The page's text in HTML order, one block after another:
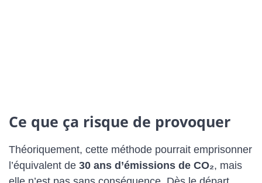
Ce que ça risque de provoquer
Théoriquement, cette méthode pourrait emprisonner
l’équivalent de 30 ans d’émissions de CO₂, mais